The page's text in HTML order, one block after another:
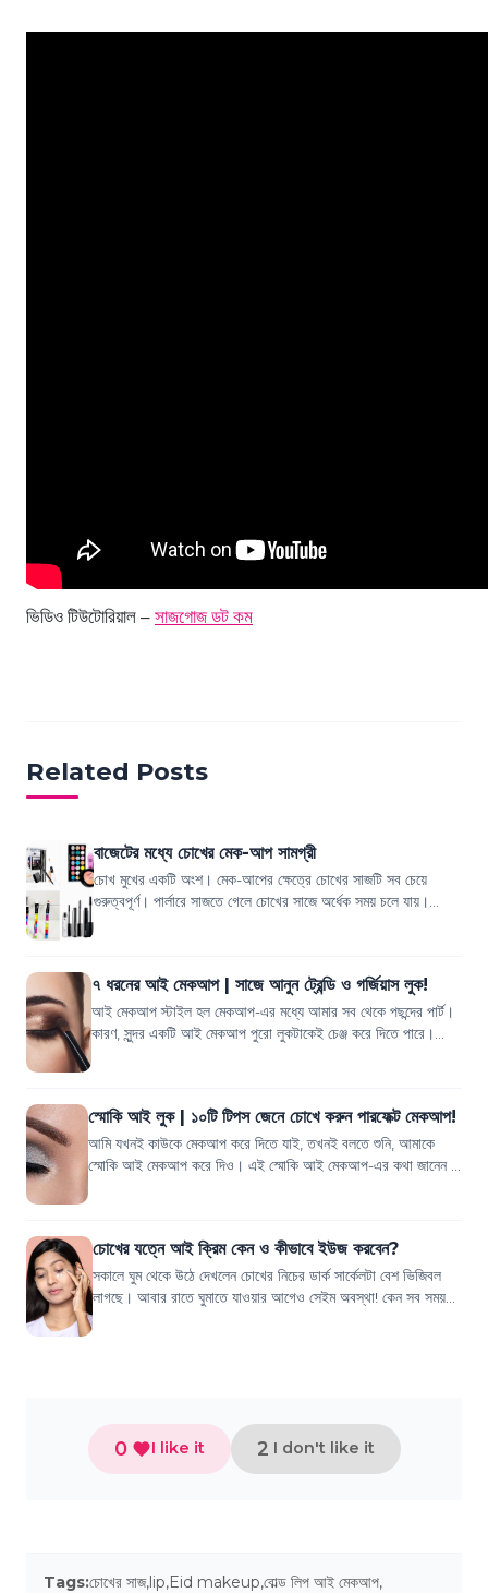
ভিডিও টিউটোরিয়াল – সাজগোজ ডট কম
Related Posts
বাজেটের মধ্যে চোখের মেক-আপ সামগ্রী
চোখ মুখের একটি অংশ। মেক-আপের ক্ষেত্রে চোখের সাজটি সব চেয়ে
গুরুত্বপূর্ণ। পার্লারে সাজতে গেলে চোখের সাজে অর্ধেক সময় চলে যায়।
আজকের পোস্টটি হলো কম দাম...
৭ ধরনের আই মেকআপ | সাজে আনুন ট্রেন্ডি ও গর্জিয়াস লুক!
আই মেকআপ স্টাইল হল মেকআপ-এর মধ্যে আমার সব থেকে পছন্দের পার্ট।
কারণ, সুন্দর একটি আই মেকআপ পুরো লুকটাকেই চেঞ্জ করে দিতে পারে।
স্মোকি আই লুক | ১০টি টিপস জেনে চোখে করুন পারফেক্ট মেকআপ!
আমি যখনই কাউকে মেকআপ করে দিতে যাই, তখনই বলতে শুনি, আমাকে
স্মোকি আই মেকআপ করে দিও। এই স্মোকি আই মেকআপ-এর কথা জানেন না
চোখের যত্নে আই ক্রিম কেন ও কীভাবে ইউজ করবেন?
সকালে ঘুম থেকে উঠে দেখলেন চোখের নিচের ডার্ক সার্কেলটা বেশ ভিজিবল
লাগছে। আবার রাতে ঘুমাতে যাওয়ার আগেও সেইম অবস্থা! কেন সব সময়
এই ডার্ক সার্কেল বোঝা যায়...
0 I like it 2 I don't like it
Tags:চোখের সাজ,lip,Eid makeup,বোল্ড লিপ আই মেকআপ,